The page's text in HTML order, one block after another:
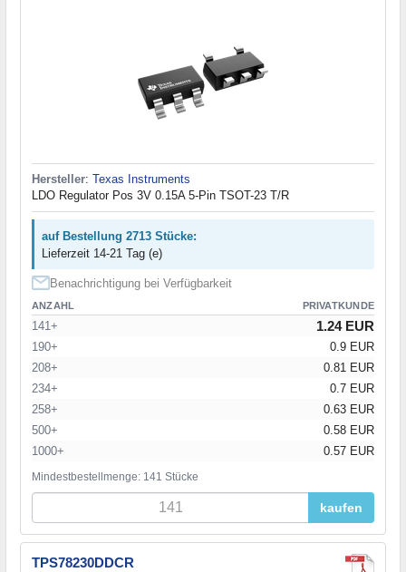
Hersteller: Texas Instruments
LDO Regulator Pos 3V 0.15A 5-Pin TSOT-23 T/R
auf Bestellung 2713 Stücke:
Lieferzeit 14-21 Tag (e)
Benachrichtigung bei Verfügbarkeit
ANZAHL PRIVATKUNDE
141+ 1.24 EUR
190+
0.9 EUR
208+
0.81 EUR
234+
0.7 EUR
258+
0.63 EUR
500+
0.58 EUR
1000+
0.57 EUR
Mindestbestellmenge: 141 Stücke
kaufen
TPS78230DDCR